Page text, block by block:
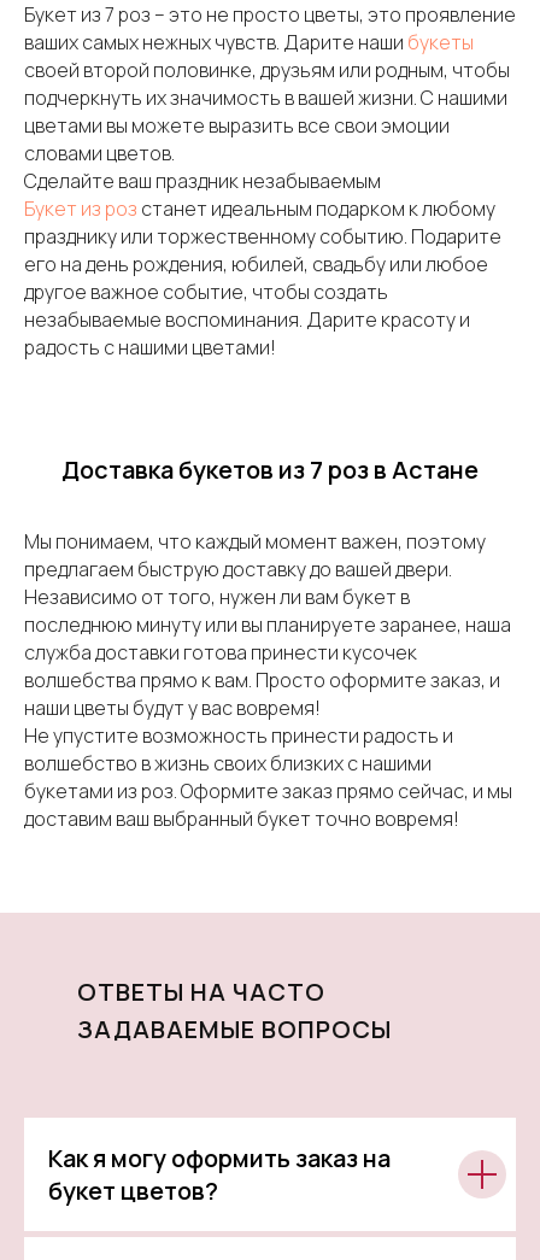
Букет из 7 роз – это не просто цветы, это проявление
ваших самых нежных чувств. Дарите наши букеты
своей второй половинке, друзьям или родным, чтобы
подчеркнуть их значимость в вашей жизни. С нашими
цветами вы можете выразить все свои эмоции
словами цветов.
Сделайте ваш праздник незабываемым
Букет из роз станет идеальным подарком к любому
празднику или торжественному событию. Подарите
его на день рождения, юбилей, свадьбу или любое
другое важное событие, чтобы создать
незабываемые воспоминания. Дарите красоту и
радость с нашими цветами!
Доставка букетов из 7 роз в Астане
Мы понимаем, что каждый момент важен, поэтому
предлагаем быструю доставку до вашей двери.
Независимо от того, нужен ли вам букет в
последнюю минуту или вы планируете заранее, наша
служба доставки готова принести кусочек
волшебства прямо к вам. Просто оформите заказ, и
наши цветы будут у вас вовремя!
Не упустите возможность принести радость и
волшебство в жизнь своих близких с нашими
букетами из роз. Оформите заказ прямо сейчас, и мы
доставим ваш выбранный букет точно вовремя!
ОТВЕТЫ НА ЧАСТО
ЗАДАВАЕМЫЕ ВОПРОСЫ
Как я могу оформить заказ на
букет цветов?